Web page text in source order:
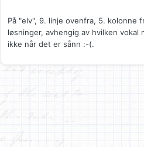
På "elv", 9. linje ovenfra, 5. kolonne
løsninger, avhengig av hvilken vokal
ikke når det er sånn :-(.